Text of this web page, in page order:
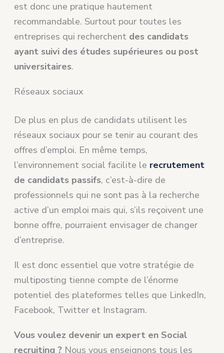
est donc une pratique hautement
recommandable. Surtout pour toutes les
entreprises qui recherchent des candidats
ayant suivi des études supérieures ou post
universitaires.
Réseaux sociaux
De plus en plus de candidats utilisent les
réseaux sociaux pour se tenir au courant des
offres d’emploi. En même temps,
l’environnement social facilite le recrutement
de candidats passifs, c’est-à-dire de
professionnels qui ne sont pas à la recherche
active d’un emploi mais qui, s’ils reçoivent une
bonne offre, pourraient envisager de changer
d’entreprise.
Il est donc essentiel que votre stratégie de
multiposting tienne compte de l’énorme
potentiel des plateformes telles que LinkedIn,
Facebook, Twitter et Instagram.
Vous voulez devenir un expert en Social
recruiting ? Nous vous enseignons tous les